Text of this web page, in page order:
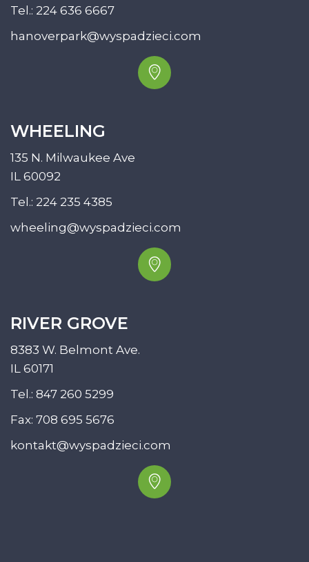
Tel.: 224 636 6667
hanoverpark@wyspadzieci.com
WHEELING
135 N. Milwaukee Ave
IL 60092
Tel.: 224 235 4385
wheeling@wyspadzieci.com
RIVER GROVE
8383 W. Belmont Ave.
IL 60171
Tel.: 847 260 5299
Fax: 708 695 5676
kontakt@wyspadzieci.com